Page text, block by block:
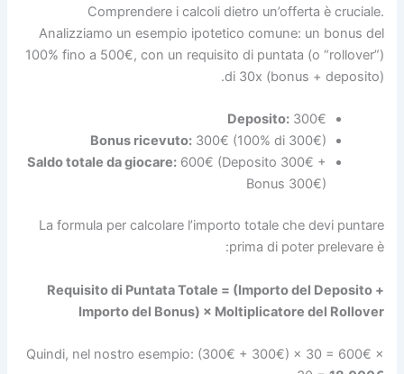
Comprendere i calcoli dietro un’offerta è cruciale.
Analizziamo un esempio ipotetico comune: un bonus del
100% fino a 500€, con un requisito di puntata (o “rollover”)
di 30x (bonus + deposito).
Deposito: 300€
Bonus ricevuto: 300€ (100% di 300€)
Saldo totale da giocare: 600€ (Deposito 300€ +
Bonus 300€)
La formula per calcolare l’importo totale che devi puntare
prima di poter prelevare è:
Requisito di Puntata Totale = (Importo del Deposito +
Importo del Bonus) × Moltiplicatore del Rollover
Quindi, nel nostro esempio: (300€ + 300€) × 30 = 600€ ×